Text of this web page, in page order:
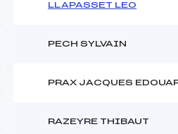
LLAPASSET LEO
PECH SYLVAIN
PRAX JACQUES
RAZEYRE THIBAUT